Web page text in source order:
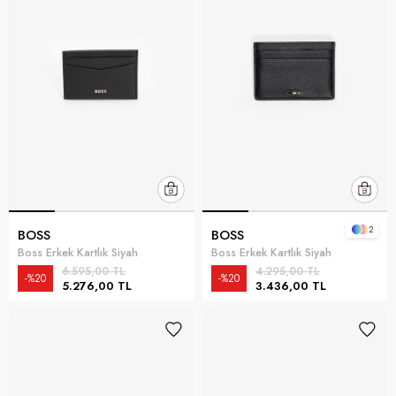
BOSS
Boss Erkek Kartlık Siyah
5.276,00 TL
6.595,00 TL
%20
BOSS
Boss Erkek Kartlık Siyah
3.436,00 TL
4.295,00 TL
%20
2